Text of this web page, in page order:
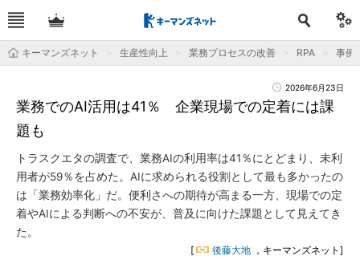
キーマンズネット 生産性向上 業務プロセスの改善 RPA 事例
2026年6月23日
業務でのAI活用は41％ 企業現場での定着には課
題も
トラスクエタの調査で、業務AIの利用率は41％にとどまり、未利
用者が59％を占めた。AIに求められる役割として最も多かったの
は「業務効率化」だ。便利さへの期待が高まる一方、現場での定
着やAIによる判断への不安が、普及に向けた課題として見えてき
た。
[ 後藤大地 ，キーマンズネット]